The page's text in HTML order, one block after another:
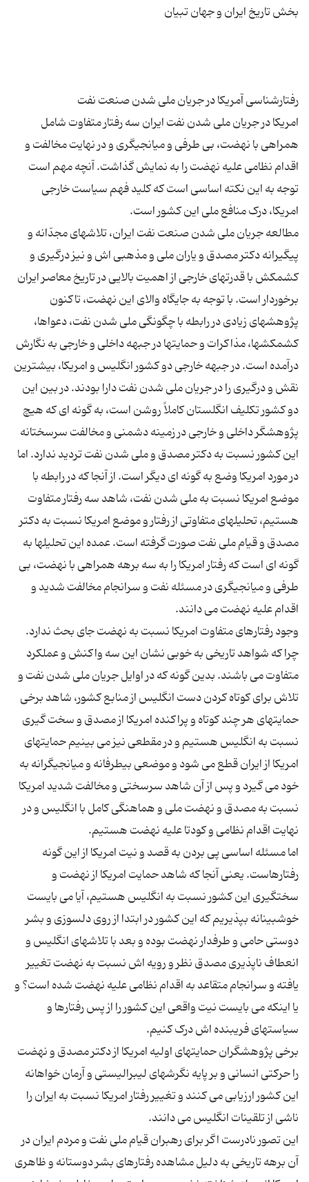
امریکا در جریان ملی شدن نفت ایران سه رفتار متفاوت شامل
همراهی با نهضت، بی طرفی و میانجیگری و در نهایت مخالفت و
اقدام نظامی علیه نهضت را به نمایش گذاشت. آنچه مهم است
توجه به این نکته اساسی است که کلید فهم سیاست خارجی
مطالعه جریان ملی شدن صنعت نفت ایران، تلاشهای مجدّانه و
پیگیرانه دکتر مصدق و یاران ملی و مذهبی اش و نیز درگیری و
کشمکش با قدرتهای خارجی از اهمیت بالایی در تاریخ معاصر ایران
برخوردار است. با توجه به جایگاه والای این نهضت، تاکنون
پژوهشهای زیادی در رابطه با چگونگی ملی شدن نفت، دعواها،
کشمکشها، مذاکرات و حمایتها در جبهه داخلی و خارجی به نگارش
درآمده است. در جبهه خارجی دو کشور انگلیس و امریکا، بیشترین
نقش و درگیری را در جریان ملی شدن نفت دارا بودند. در بین این
دو کشور تکلیف انگلستان کاملاً روشن است، به گونه ای که هیچ
پژوهشگر داخلی و خارجی در زمینه دشمنی و مخالفت سرسختانه
این کشور نسبت به دکتر مصدق و ملی شدن نفت تردید ندارد. اما
در مورد امریکا وضع به گونه ای دیگر است. از آنجا که در رابطه با
موضع امریکا نسبت به ملی شدن نفت، شاهد سه رفتار متفاوت
هستیم، تحلیلهای متفاوتی از رفتار و موضع امریکا نسبت به دکتر
مصدق و قیام ملی نفت صورت گرفته است. عمده این تحلیلها به
گونه ای است که رفتار امریکا را به سه برهه همراهی با نهضت، بی
طرفی و میانجیگری در مسئله نفت و سرانجام مخالفت شدید و
وجود رفتارهای متفاوت امریکا نسبت به نهضت جای بحث ندارد.
چرا که شواهد تاریخی به خوبی نشان این سه واکنش و عملکرد
متفاوت می باشند. بدین گونه که در اوایل جریان ملی شدن نفت و
تلاش برای کوتاه کردن دست انگلیس از منابع کشور، شاهد برخی
حمایتهای هر چند کوتاه و پراکنده امریکا از مصدق و سخت گیری
نسبت به انگلیس هستیم و در مقطعی نیز می بینیم حمایتهای
امریکا از ایران قطع می شود و موضعی بیطرفانه و میانجیگرانه به
خود می گیرد و پس از آن شاهد سرسختی و مخالفت شدید امریکا
نسبت به مصدق و نهضت ملی و هماهنگی کامل با انگلیس و در
اما مسئله اساسی پی بردن به قصد و نیت امریکا از این گونه
رفتارهاست. یعنی آنجا که شاهد حمایت امریکا از نهضت و
سختگیری این کشور نسبت به انگلیس هستیم، آیا می بایست
خوشبینانه بپذیریم که این کشور در ابتدا از روی دلسوزی و بشر
دوستی حامی و طرفدار نهضت بوده و بعد با تلاشهای انگلیس و
انعطاف ناپذیری مصدق نظر و رویه اش نسبت به نهضت تغییر
یافته و سرانجام متقاعد به اقدام نظامی علیه نهضت شده است؟ و
یا اینکه می بایست نیت واقعی این کشور را از پس رفتارها و
برخی پژوهشگران حمایتهای اولیه امریکا از دکتر مصدق و نهضت
را حرکتی انسانی و بر پایه نگرشهای لیبرالیستی و آرمان خواهانه
این کشور ارزیابی می کنند و تغییر رفتار امریکا نسبت به ایران را
این تصور نادرست اگر برای رهبران قیام ملی نفت و مردم ایران در
آن برهه تاریخی به دلیل مشاهده رفتارهای بشر دوستانه و ظاهری